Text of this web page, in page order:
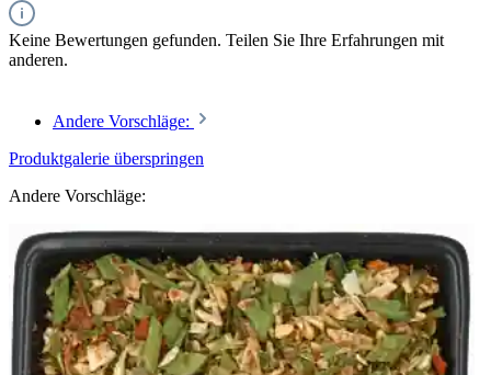
Keine Bewertungen gefunden. Teilen Sie Ihre Erfahrungen mit
anderen.
Andere Vorschläge:
Produktgalerie überspringen
Andere Vorschläge: